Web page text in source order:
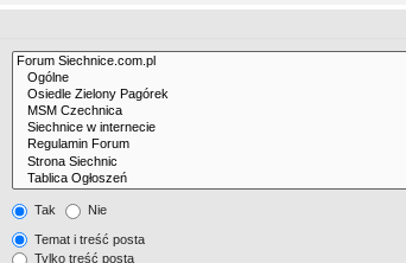
Tak Nie
Temat i treść posta
Tylko treść posta